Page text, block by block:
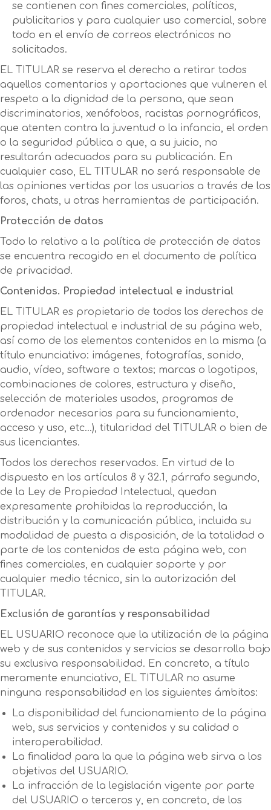
se contienen con fines comerciales, políticos,
publicitarios y para cualquier uso comercial, sobre
todo en el envío de correos electrónicos no
solicitados.
EL TITULAR se reserva el derecho a retirar todos
aquellos comentarios y aportaciones que vulneren el
respeto a la dignidad de la persona, que sean
discriminatorios, xenófobos, racistas pornográficos,
que atenten contra la juventud o la infancia, el orden
o la seguridad pública o que, a su juicio, no
resultarán adecuados para su publicación. En
cualquier caso, EL TITULAR no será responsable de
las opiniones vertidas por los usuarios a través de los
foros, chats, u otras herramientas de participación.
Protección de datos
Todo lo relativo a la política de protección de datos
se encuentra recogido en el documento de política
de privacidad.
Contenidos. Propiedad intelectual e industrial
EL TITULAR es propietario de todos los derechos de
propiedad intelectual e industrial de su página web,
así como de los elementos contenidos en la misma (a
título enunciativo: imágenes, fotografías, sonido,
audio, vídeo, software o textos; marcas o logotipos,
combinaciones de colores, estructura y diseño,
selección de materiales usados, programas de
ordenador necesarios para su funcionamiento,
acceso y uso, etc…), titularidad del TITULAR o bien de
sus licenciantes.
Todos los derechos reservados. En virtud de lo
dispuesto en los artículos 8 y 32.1, párrafo segundo,
de la Ley de Propiedad Intelectual, quedan
expresamente prohibidas la reproducción, la
distribución y la comunicación pública, incluida su
modalidad de puesta a disposición, de la totalidad o
parte de los contenidos de esta página web, con
fines comerciales, en cualquier soporte y por
cualquier medio técnico, sin la autorización del
TITULAR.
Exclusión de garantías y responsabilidad
EL USUARIO reconoce que la utilización de la página
web y de sus contenidos y servicios se desarrolla bajo
su exclusiva responsabilidad. En concreto, a título
meramente enunciativo, EL TITULAR no asume
ninguna responsabilidad en los siguientes ámbitos:
La disponibilidad del funcionamiento de la página
web, sus servicios y contenidos y su calidad o
interoperabilidad.
La finalidad para la que la página web sirva a los
objetivos del USUARIO.
La infracción de la legislación vigente por parte
del USUARIO o terceros y, en concreto, de los